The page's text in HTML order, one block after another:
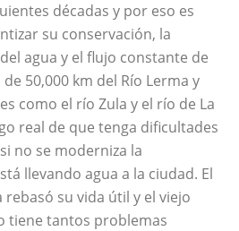
décadas y por eso es
su conservación, la
agua y el flujo constante de
50,000 km del Río Lerma y
como el río Zula y el río de La
real de que tenga dificultades
no se moderniza la
llevando agua a la ciudad. El
rebasó su vida útil y el viejo
tiene tantos problemas